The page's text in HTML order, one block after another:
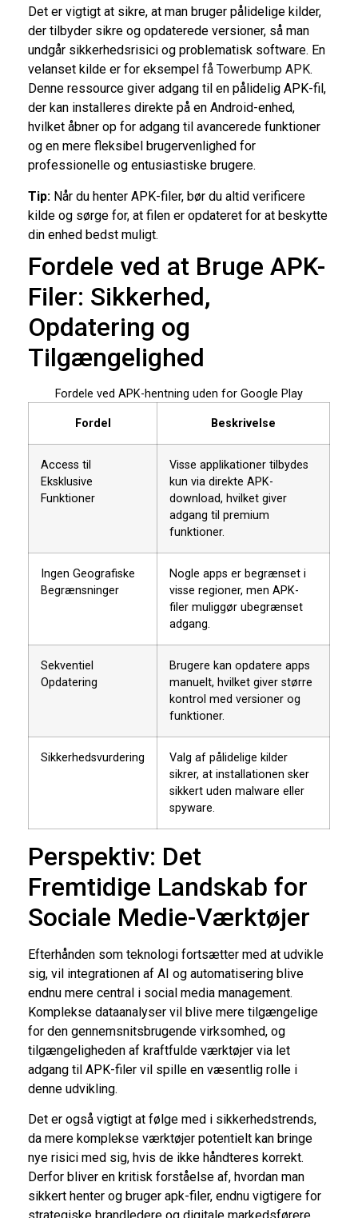
Det er vigtigt at sikre, at man bruger pålidelige kilder,
der tilbyder sikre og opdaterede versioner, så man
undgår sikkerhedsrisici og problematisk software. En
velanset kilde er for eksempel få Towerbump APK.
Denne ressource giver adgang til en pålidelig APK-fil,
der kan installeres direkte på en Android-enhed,
hvilket åbner op for adgang til avancerede funktioner
og en mere fleksibel brugervenlighed for
professionelle og entusiastiske brugere.
Tip: Når du henter APK-filer, bør du altid verificere
kilde og sørge for, at filen er opdateret for at beskytte
din enhed bedst muligt.
Fordele ved at Bruge APK-
Filer: Sikkerhed,
Opdatering og
Tilgængelighed
Fordele ved APK-hentning uden for Google Play
Fordel Beskrivelse
Access til
Eksklusive
Funktioner
Visse applikationer tilbydes
kun via direkte APK-
download, hvilket giver
adgang til premium
funktioner.
Ingen Geografiske
Begrænsninger
Nogle apps er begrænset i
visse regioner, men APK-
filer muliggør ubegrænset
adgang.
Sekventiel
Opdatering
Brugere kan opdatere apps
manuelt, hvilket giver større
kontrol med versioner og
funktioner.
Sikkerhedsvurdering
Valg af pålidelige kilder
sikrer, at installationen sker
sikkert uden malware eller
spyware.
Perspektiv: Det
Fremtidige Landskab for
Sociale Medie-Værktøjer
Efterhånden som teknologi fortsætter med at udvikle
sig, vil integrationen af AI og automatisering blive
endnu mere central i social media management.
Komplekse dataanalyser vil blive mere tilgængelige
for den gennemsnitsbrugende virksomhed, og
tilgængeligheden af kraftfulde værktøjer via let
adgang til APK-filer vil spille en væsentlig rolle i
denne udvikling.
Det er også vigtigt at følge med i sikkerhedstrends,
da mere komplekse værktøjer potentielt kan bringe
nye risici med sig, hvis de ikke håndteres korrekt.
Derfor bliver en kritisk forståelse af, hvordan man
sikkert henter og bruger apk-filer, endnu vigtigere for